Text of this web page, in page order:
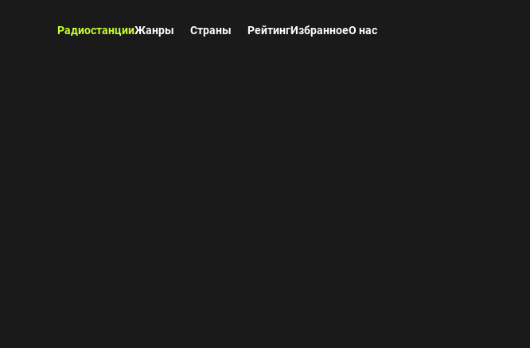
РадиостанцииЖанры Страны РейтингИзбранноеО нас